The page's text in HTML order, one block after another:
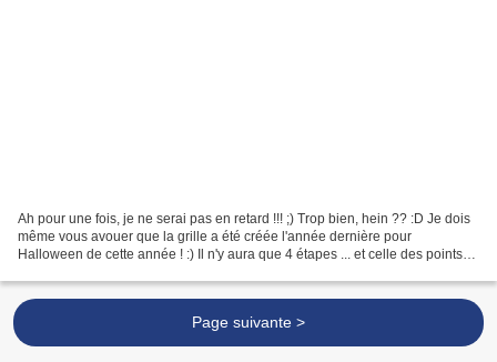
Ah pour une fois, je ne serai pas en retard !!! ;) Trop bien, hein ?? :D Je dois
même vous avouer que la grille a été créée l'année dernière pour
Halloween de cette année ! :) Il n'y aura que 4 étapes ... et celle des points
Page suivante >